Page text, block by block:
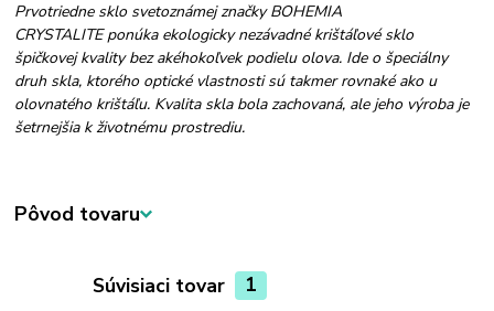
Prvotriedne sklo svetoznámej značky BOHEMIA
CRYSTALITE ponúka ekologicky nezávadné krištáľové sklo
špičkovej kvality bez akéhokoľvek podielu olova. Ide o špeciálny
druh skla, ktorého optické vlastnosti sú takmer rovnaké ako u
olovnatého krištáľu. Kvalita skla bola zachovaná, ale jeho výroba je
šetrnejšia k životnému prostrediu.
Pôvod tovaru
Súvisiaci tovar 1